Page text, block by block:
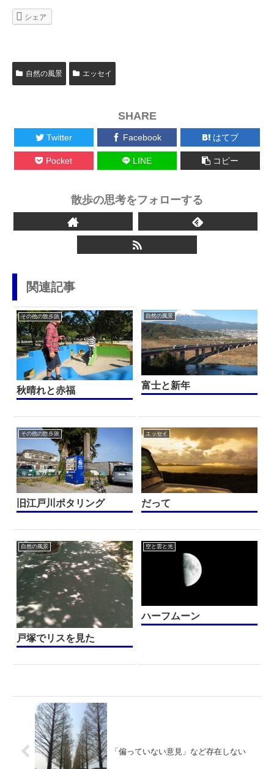
シェア
自然の風景 エッセイ
SHARE
Twitter Facebook はてブ
Pocket LINE コピー
散歩の思考をフォローする
関連記事
その他の散歩旅
秋晴れと赤福
自然の風景
富士と新年
その他の散歩旅
旧江戸川ポタリング
エッセイ
だって
自然の風景
戸塚でリスを見た
空と雲と光
ハーフムーン
「偏っていない意見」など存在しない